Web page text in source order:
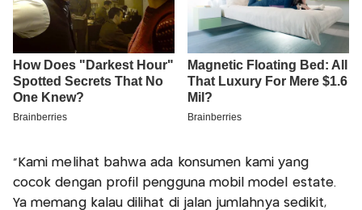
"Kami melihat bahwa ada konsumen kami yang
cocok dengan profil pengguna mobil model estate.
Ya memang kalau dilihat di jalan jumlahnya sedikit,